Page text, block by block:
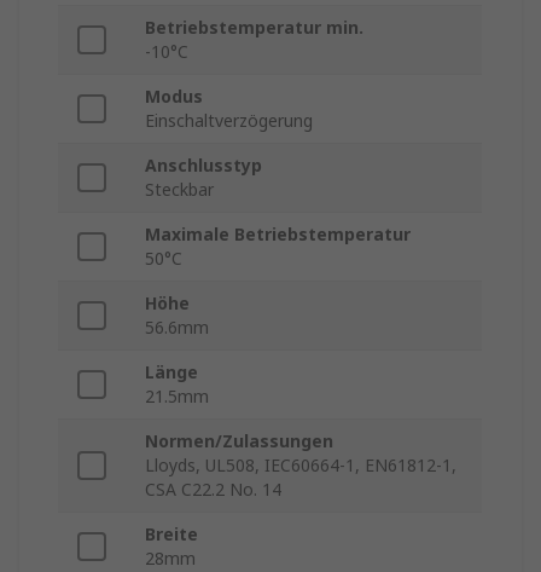
Betriebstemperatur min.
-10°C
Modus
Einschaltverzögerung
Anschlusstyp
Steckbar
Maximale Betriebstemperatur
50°C
Höhe
56.6mm
Länge
21.5mm
Normen/Zulassungen
Lloyds, UL508, IEC60664-1, EN61812-1,
CSA C22.2 No. 14
Breite
28mm